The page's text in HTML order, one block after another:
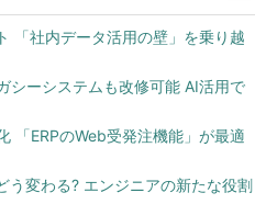
「社内データ活用の壁」を乗り越
シーシステムも改修可能 AI活用で
「ERPのWeb受発注機能」が最適
う変わる? エンジニアの新たな役割